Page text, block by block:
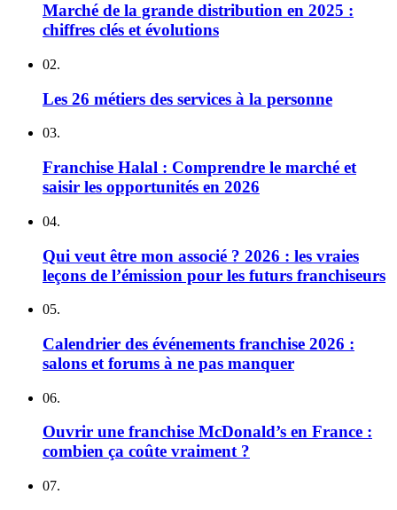
Marché de la grande distribution en 2025 :
chiffres clés et évolutions
02.
Les 26 métiers des services à la personne
03.
Franchise Halal : Comprendre le marché et
saisir les opportunités en 2026
04.
Qui veut être mon associé ? 2026 : les vraies
leçons de l’émission pour les futurs franchiseurs
05.
Calendrier des événements franchise 2026 :
salons et forums à ne pas manquer
06.
Ouvrir une franchise McDonald’s en France :
combien ça coûte vraiment ?
07.